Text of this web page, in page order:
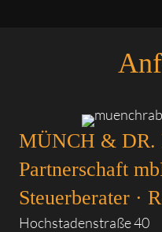
MÜNCH & DR.
Partnerschaft
Steuerberater ·
Hochstadenstraße 40